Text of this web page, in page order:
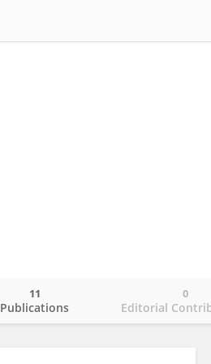
Publications
11
Editorial
0